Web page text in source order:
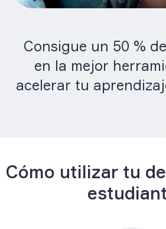
Consigue un 50 %
en la mejor
acelerar tu
Cómo utilizar tu